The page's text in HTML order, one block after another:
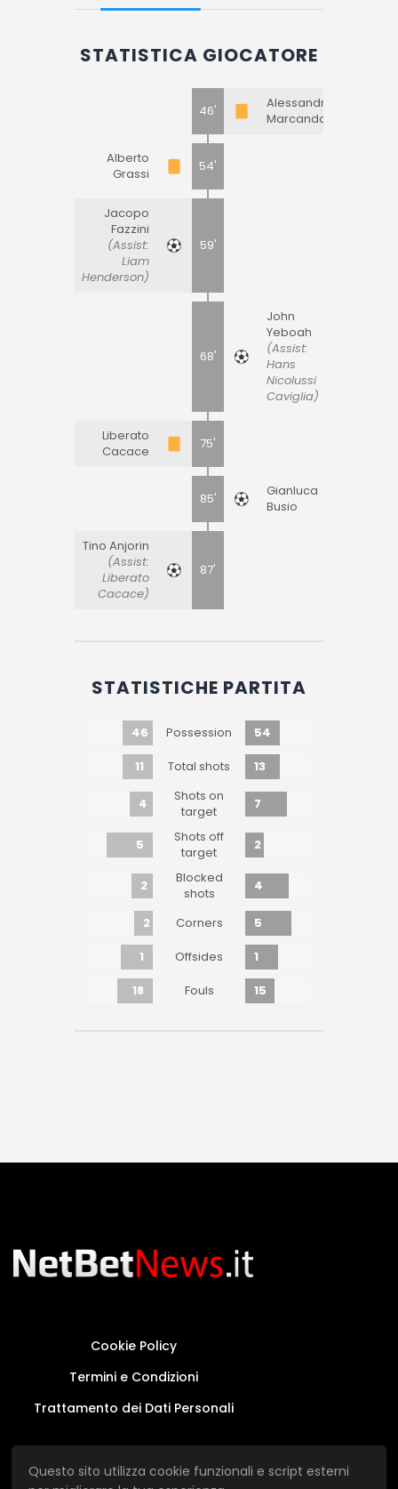
Questo sito utilizza cookie funzionali e script esterni
STATISTICA GIOCATORE
46'
Alessandro
Marcandalli
Alberto
Grassi
54'
Jacopo
Fazzini
(Assist:
Liam
Henderson)
59'
68'
John
Yeboah
(Assist:
Hans
Nicolussi
Caviglia)
Liberato
Cacace
75'
85'
Gianluca
Busio
Tino Anjorin
(Assist:
Liberato
Cacace)
87'
STATISTICHE PARTITA
46 Possession
54
11
Total shots 13
4
Shots on
target
7
5
Shots off
target
2
2
Blocked
shots
4
2 Corners
5
1
Offsides
1
18
Fouls 15
Cookie Policy
Termini e Condizioni
Trattamento dei Dati Personali
Questo sito non rappresenta una testata
giornalistica in quanto viene aggiornato senza